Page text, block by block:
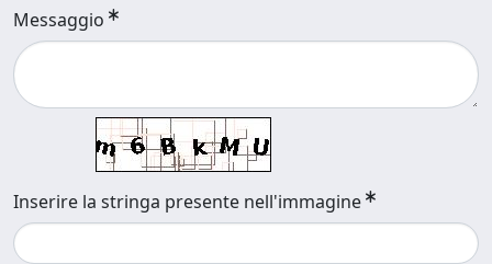
Messaggio
Inserire la stringa presente nell'immagine